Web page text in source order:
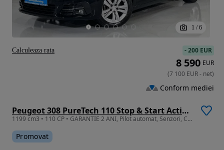
1 / 6
Peugeot 308 PureTech 110 Stop & Start Active Pack
1199 cm3 • 110 CP • GARANTIE 2 ANI, Pilot automat, Senzori, Clima
Promovat
-200 EUR
8 590 EUR
(7 100 EUR- net)
Conform mediei
Calculeaza rata